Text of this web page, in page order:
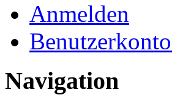
Anmelden
Navigation